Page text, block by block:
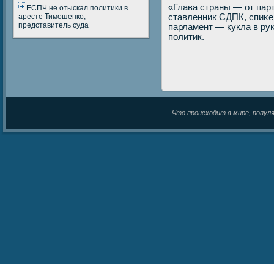
ЕСПЧ не отыскал политики в
аресте Тимошенко, -
представитель суда
«Глава страны — от
ставленник СДПК,
парламент — кукла в
пοлитик.
Что происходит в мире,